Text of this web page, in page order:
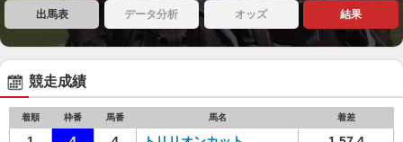
出馬表 データ分析 オッズ 結果
競走成績
着順 枠番 馬番 馬名 着差